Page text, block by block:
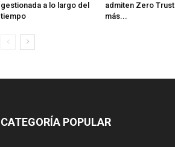
gestionada a lo largo del
tiempo
admiten Zero Trust
más...
CATEGORÍA POPULAR